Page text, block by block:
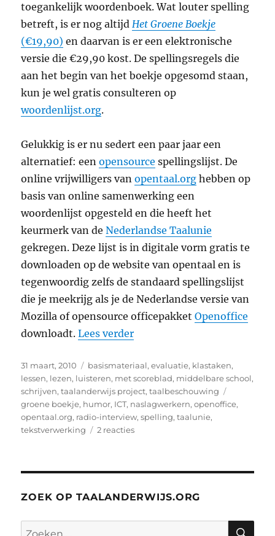
toegankelijk woordenboek. Wat louter spelling
betreft, is er nog altijdHet Groene Boekje
(€19,90) en daarvan is er een elektronische
versie die €29,90 kost. De spellingsregels die
aan het begin van het boekje opgesomd staan,
kun je wel gratis consulteren op
woordenlijst.org.
Gelukkig is er nu sedert een paar jaar een
alternatief: eenopensource spellingslijst. De
online vrijwilligers vanopentaal.org hebben op
basis van online samenwerking een
woordenlijst opgesteld en die heeft het
keurmerk van deNederlandse Taalunie
gekregen. Deze lijst is in digitale vorm gratis te
downloaden op de website van opentaal en is
tegenwoordig zelfs de standaard spellingslijst
die je meekrijg als je de Nederlandse versie van
Mozilla of opensource officepakketOpenoffice
downloadt.Lees verder“Spelling: Opentaal.org, de
Geplaatst
op
31 maart, 2010 Categorieën
basismateriaal,evaluatie, klastaken,
lessen, lezen, luisteren, met scoreblad, middelbare school,
schrijven,taalanderwijs project,taalbeschouwing
groene boekje, humor, ICT, naslagwerkern,openoffice,
opentaal.org, radio-interview,spelling,taalunie,
tekstverwerking
2 reactiesop
officiële
ZOEK OP TAALANDERWIJS.ORG
Zoeken